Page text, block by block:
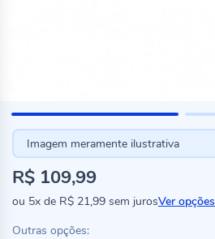
Imagem meramente ilustrativa
R$ 109,99
ou 5x de R$ 21,99 sem jurosVer opções
Outras opções: